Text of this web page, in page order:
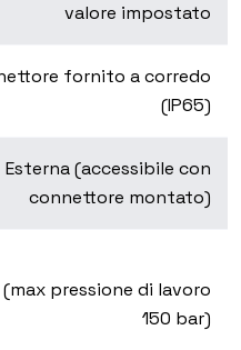
valore impostato
fornito a corredo
(IP65)
Esterna (accessibile con
connettore montato)
pressione di lavoro
150 bar)